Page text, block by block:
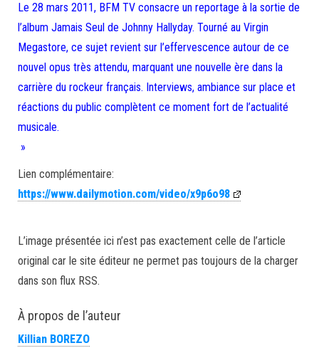
Le 28 mars 2011, BFM TV consacre un reportage à la sortie de
l’album Jamais Seul de Johnny Hallyday. Tourné au Virgin
Megastore, ce sujet revient sur l’effervescence autour de ce
nouvel opus très attendu, marquant une nouvelle ère dans la
carrière du rockeur français. Interviews, ambiance sur place et
réactions du public complètent ce moment fort de l’actualité
musicale.
»
Lien complémentaire:
https://www.dailymotion.com/video/x9p6o98
L’image présentée ici n’est pas exactement celle de l’article
original car le site éditeur ne permet pas toujours de la charger
dans son flux RSS.
À propos de l’auteur
Killian BOREZO